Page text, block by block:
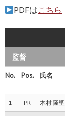
PDFはこちら
監督
No. Pos. 氏名
1 PR 木村 隆聖